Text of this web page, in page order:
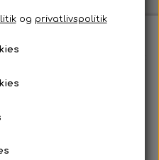
/ Power Major / Super Major
og privatlivspolitik